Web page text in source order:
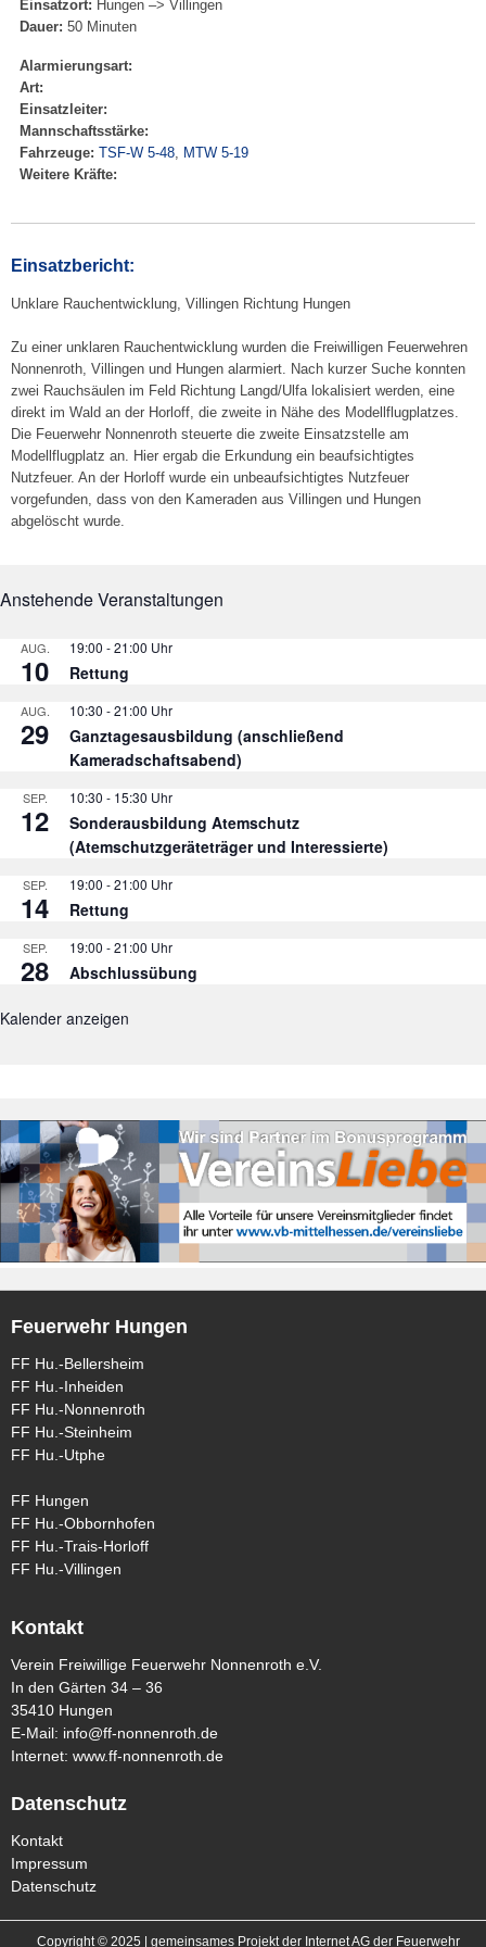
Einsatzort: Hungen –> Villingen
Dauer: 50 Minuten
Alarmierungsart:
Art:
Einsatzleiter:
Mannschaftsstärke:
Fahrzeuge: TSF-W 5-48, MTW 5-19
Weitere Kräfte:
Einsatzbericht:
Unklare Rauchentwicklung, Villingen Richtung Hungen
Zu einer unklaren Rauchentwicklung wurden die Freiwilligen Feuerwehren
Nonnenroth, Villingen und Hungen alarmiert. Nach kurzer Suche konnten
zwei Rauchsäulen im Feld Richtung Langd/Ulfa lokalisiert werden, eine
direkt im Wald an der Horloff, die zweite in Nähe des Modellflugplatzes.
Die Feuerwehr Nonnenroth steuerte die zweite Einsatzstelle am
Modellflugplatz an. Hier ergab die Erkundung ein beaufsichtigtes
Nutzfeuer. An der Horloff wurde ein unbeaufsichtigtes Nutzfeuer
vorgefunden, dass von den Kameraden aus Villingen und Hungen
abgelöscht wurde.
Anstehende Veranstaltungen
AUG.
10
19:00 -21:00
Rettung
AUG.
29
10:30 -21:00
Ganztagesausbildung (anschließend
Kameradschaftsabend)
SEP.
12
10:30 - 15:30
Sonderausbildung Atemschutz
(Atemschutzgeräteträger und Interessierte)
SEP.
14
19:00 -21:00
Rettung
SEP.
28
19:00 -21:00
Abschlussübung
Kalender anzeigen
Feuerwehr Hungen
FF Hu.-Bellersheim
FF Hu.-Inheiden
FF Hu.-Nonnenroth
FF Hu.-Steinheim
FF Hu.-Utphe
FF Hungen
FF Hu.-Obbornhofen
FF Hu.-Trais-Horloff
FF Hu.-Villingen
Kontakt
Verein Freiwillige Feuerwehr Nonnenroth e.V.
In den Gärten 34 – 36
35410 Hungen
E-Mail: info@ff-nonnenroth.de
Internet: www.ff-nonnenroth.de
Datenschutz
Kontakt
Impressum
Datenschutz
Copyright © 2025 | gemeinsames Projekt der Internet AG der Feuerwehr